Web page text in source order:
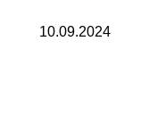
10.09.2024